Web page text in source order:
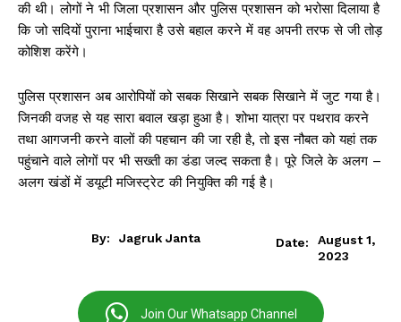
की थी। लोगों ने भी जिला प्रशासन और पुलिस प्रशासन को भरोसा दिलाया है
कि जो सदियों पुराना भाईचारा है उसे बहाल करने में वह अपनी तरफ से जी तोड़
कोशिश करेंगे।
पुलिस प्रशासन अब आरोपियों को सबक सिखाने सबक सिखाने में जुट गया है।
जिनकी वजह से यह सारा बवाल खड़ा हुआ है। शोभा यात्रा पर पथराव करने
तथा आगजनी करने वालों की पहचान की जा रही है, तो इस नौबत को यहां तक
पहुंचाने वाले लोगों पर भी सख्ती का डंडा जल्द सकता है। पूरे जिले के अलग –
अलग खंडों में डयूटी मजिस्ट्रेट की नियुक्ति की गई है।
By: Jagruk Janta Date:
August 1,
2023
Join Our Whatsapp Channel